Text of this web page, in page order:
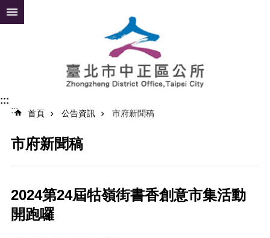
跳到主要內容區塊
公
資
訊
服
務
:::
:::
首頁 公告資訊 市府新聞稿
市府新聞稿
2024第24屆牯嶺街書香創意市集活動
開跑囉